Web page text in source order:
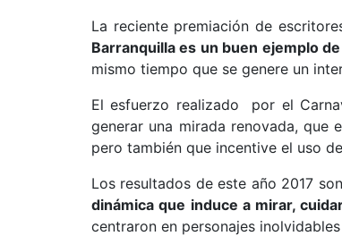
La reciente premiación de
Barranquilla es un buen ejemplo
mismo tiempo que se genere un
El esfuerzo realizado por el
generar una mirada renovada, que
pero también que incentive el uso
Los resultados de este año 2017
dinámica que induce a mirar,
centraron en personajes